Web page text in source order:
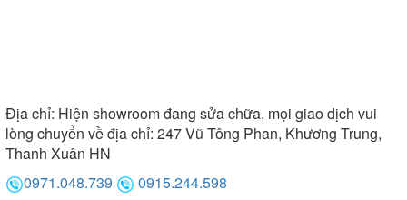
Địa chỉ: Hiện showroom đang sửa chữa, mọi giao dịch vui
lòng chuyển về địa chỉ: 247 Vũ Tông Phan, Khương Trung,
Thanh Xuân HN
0971.048.739
0915.244.598